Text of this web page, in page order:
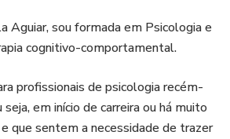
Aguiar, sou formada em Psicologia e
cognitivo-comportamental.
profissionais de psicologia recém-
em início de carreira ou há muito
que sentem a necessidade de trazer